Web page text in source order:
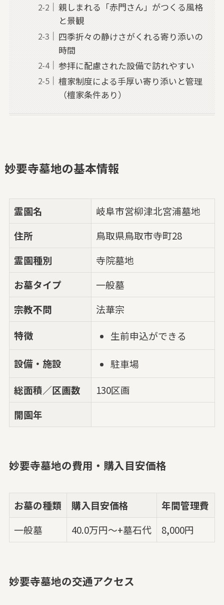
親しまれる「赤門さん」がつくる風格
と景観
四季折々の静けさがくれる寄り添いの
時間
参拝に配慮された設備で訪れやすい
檀家制度による手厚い寄り添いと管理
（檀家条件あり）
妙要寺墓地の基本情報
霊園名
岐阜市営柳津北宮浦墓地
住所
鳥取県鳥取市寺町28
霊園種別
寺院墓地
お墓タイプ
一般墓
宗教不問
法華宗
特徴
生前申込ができる
設備・施設
駐車場
総面積／区画数
130区画
開園年
妙要寺墓地の費用・購入目安価格
お墓の種類 購入目安価格
年間管理費
一般墓
40.0万円～+墓石代 8,000円
妙要寺墓地の交通アクセス